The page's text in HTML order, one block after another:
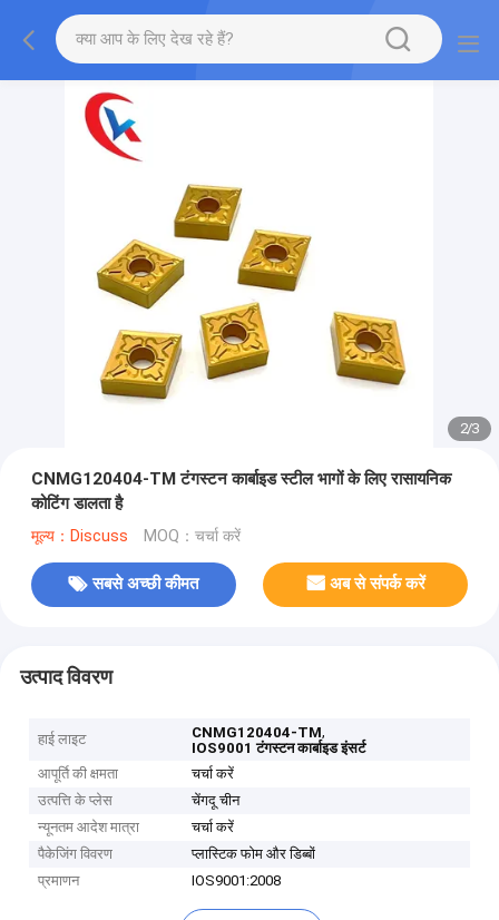
2/3
CNMG120404-TM टंगस्टन कार्बाइड स्टील भागों के लिए रासायनिक
कोटिंग डालता है
मूल्य：Discuss MOQ：चर्चा करें
सबसे अच्छी कीमत अब से संपर्क करें
उत्पाद विवरण
हाई लाइट CNMG120404-TM,
IOS9001 टंगस्टन कार्बाइड इंसर्ट
आपूर्ति की क्षमता
चर्चा करें
उत्पत्ति के प्लेस
चेंगदू चीन
न्यूनतम आदेश मात्रा
चर्चा करें
पैकेजिंग विवरण
प्लास्टिक फोम और डिब्बों
प्रमाणन
IOS9001:2008